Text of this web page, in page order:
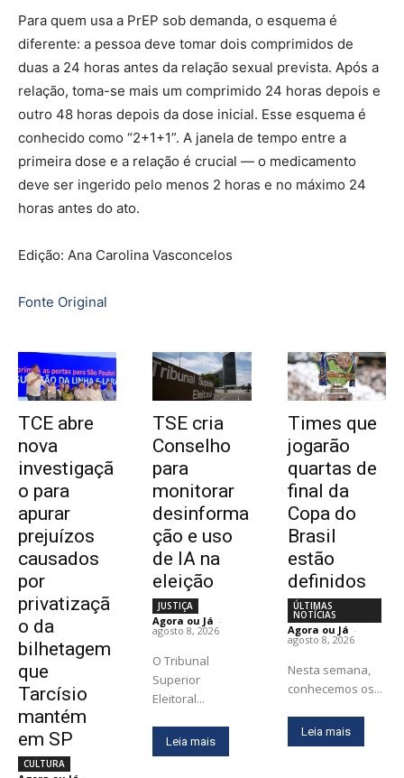
Para quem usa a PrEP sob demanda, o esquema é
diferente: a pessoa deve tomar dois comprimidos de
duas a 24 horas antes da relação sexual prevista. Após a
relação, toma-se mais um comprimido 24 horas depois e
outro 48 horas depois da dose inicial. Esse esquema é
conhecido como “2+1+1”. A janela de tempo entre a
primeira dose e a relação é crucial — o medicamento
deve ser ingerido pelo menos 2 horas e no máximo 24
horas antes do ato.
Edição: Ana Carolina Vasconcelos
Fonte Original
TCE abre
nova
investigaçã
o para
apurar
prejuízos
causados
por
privatizaçã
o da
bilhetagem
que
Tarcísio
mantém
em SP
CULTURA
TSE cria
Conselho
para
monitorar
desinforma
ção e uso
de IA na
eleição
JUSTIÇA
Agora ou Já -
agosto 8, 2026
O Tribunal
Superior
Eleitoral...
Leia mais
Times que
jogarão
quartas de
final da
Copa do
Brasil
estão
definidos
ÚLTIMAS
NOTÍCIAS
Agora ou Já -
agosto 8, 2026
Nesta semana,
conhecemos os...
Leia mais